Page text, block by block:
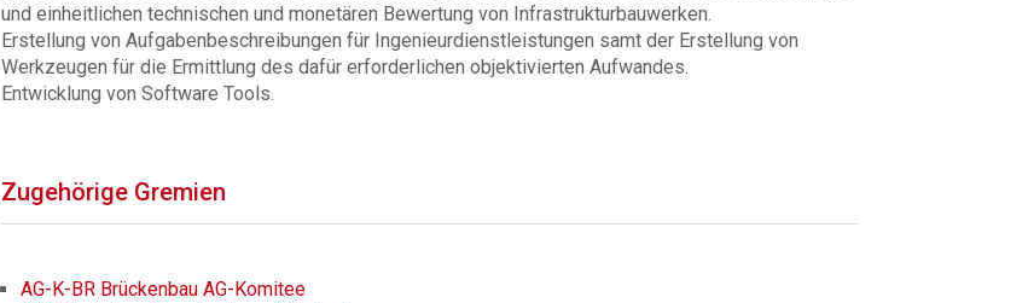
und einheitlichen technischen und monetären Bewertung von Infrastrukturbauwerken.
Erstellung von Aufgabenbeschreibungen für Ingenieurdienstleistungen samt der Erstellung von
Werkzeugen für die Ermittlung des dafür erforderlichen objektivierten Aufwandes.
Entwicklung von Software Tools.
Zugehörige Gremien
AG-K-BR Brückenbau AG-Komitee